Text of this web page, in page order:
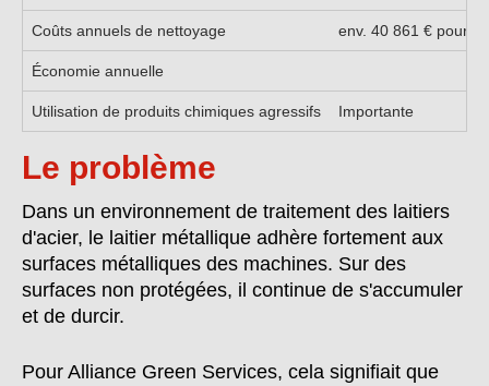
Coûts annuels de nettoyage env. 40 861 € pour 4
Économie annuelle
Utilisation de produits chimiques agressifs Importante
Le problème
Dans un environnement de traitement des laitiers
d'acier, le laitier métallique adhère fortement aux
surfaces métalliques des machines. Sur des
surfaces non protégées, il continue de s'accumuler
et de durcir.
Pour Alliance Green Services, cela signifiait que